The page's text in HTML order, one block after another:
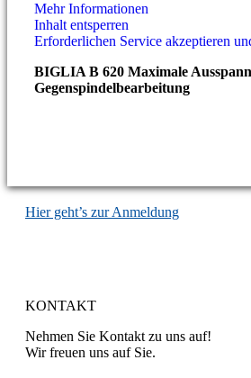
Mehr Informationen
Inhalt entsperren
Erforderlichen Service akzeptieren
BIGLIA B 620 Maximale
Gegenspindelbearbeitung
Hier geht’s zur Anmeldung
KONTAKT
Nehmen Sie Kontakt zu uns auf!
Wir freuen uns auf Sie.